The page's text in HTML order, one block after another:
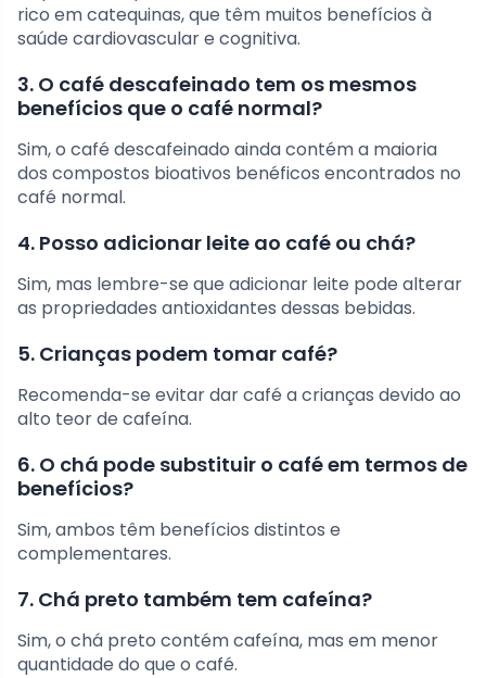
rico em catequinas, que têm muitos benefícios à
saúde cardiovascular e cognitiva.
3. O café descafeinado tem os mesmos
benefícios que o café normal?
Sim, o café descafeinado ainda contém a maioria
dos compostos bioativos benéficos encontrados no
café normal.
4. Posso adicionar leite ao café ou chá?
Sim, mas lembre-se que adicionar leite pode alterar
as propriedades antioxidantes dessas bebidas.
5. Crianças podem tomar café?
Recomenda-se evitar dar café a crianças devido ao
alto teor de cafeína.
6. O chá pode substituir o café em termos de
benefícios?
Sim, ambos têm benefícios distintos e
complementares.
7. Chá preto também tem cafeína?
Sim, o chá preto contém cafeína, mas em menor
quantidade do que o café.